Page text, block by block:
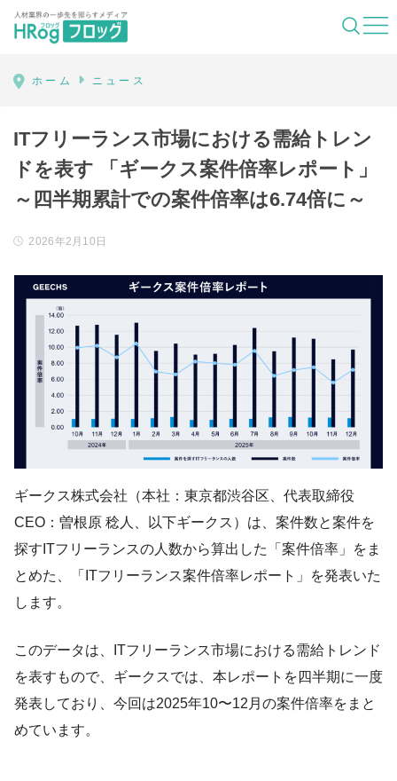
HRog | 人材業界の一歩先を照らすメディ
ホーム ニュース
ITフリーランス市場における需給トレン
ドを表す 「ギークス案件倍率レポート」
～四半期累計での案件倍率は6.74倍に～
2026年2月10日
ギークス株式会社（本社：東京都渋谷区、代表取締役
CEO：曽根原 稔人、以下ギークス）は、案件数と案件を
探すITフリーランスの人数から算出した「案件倍率」をま
とめた、「ITフリーランス案件倍率レポート」を発表いた
します。
このデータは、ITフリーランス市場における需給トレンド
を表すもので、ギークスでは、本レポートを四半期に一度
発表しており、今回は2025年10〜12月の案件倍率をまと
めています。